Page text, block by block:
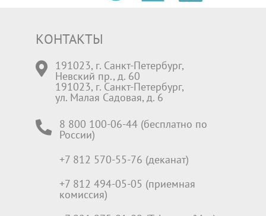
КОНТАКТЫ
191023, г. Санкт-Петербург,
Невский пр., д. 60
191023, г. Санкт-Петербург,
ул. Малая Садовая, д. 6
8 800 100-06-44 (бесплатно по
России)
+7 812 570-55-76 (деканат)
+7 812 494-05-05 (приемная
комиссия)